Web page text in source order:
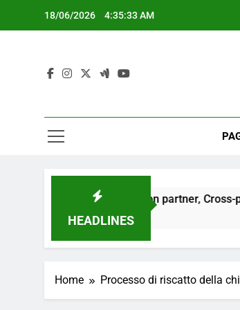
18/06/2026 4:35:34 AM
HEADLINES
con partner, Cross-promozioni,
Home Processo di riscatto della